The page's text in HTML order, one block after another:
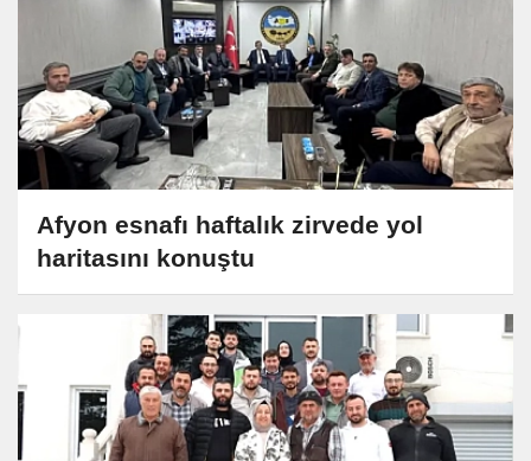
Afyon esnafı haftalık zirvede yol
haritasını konuştu